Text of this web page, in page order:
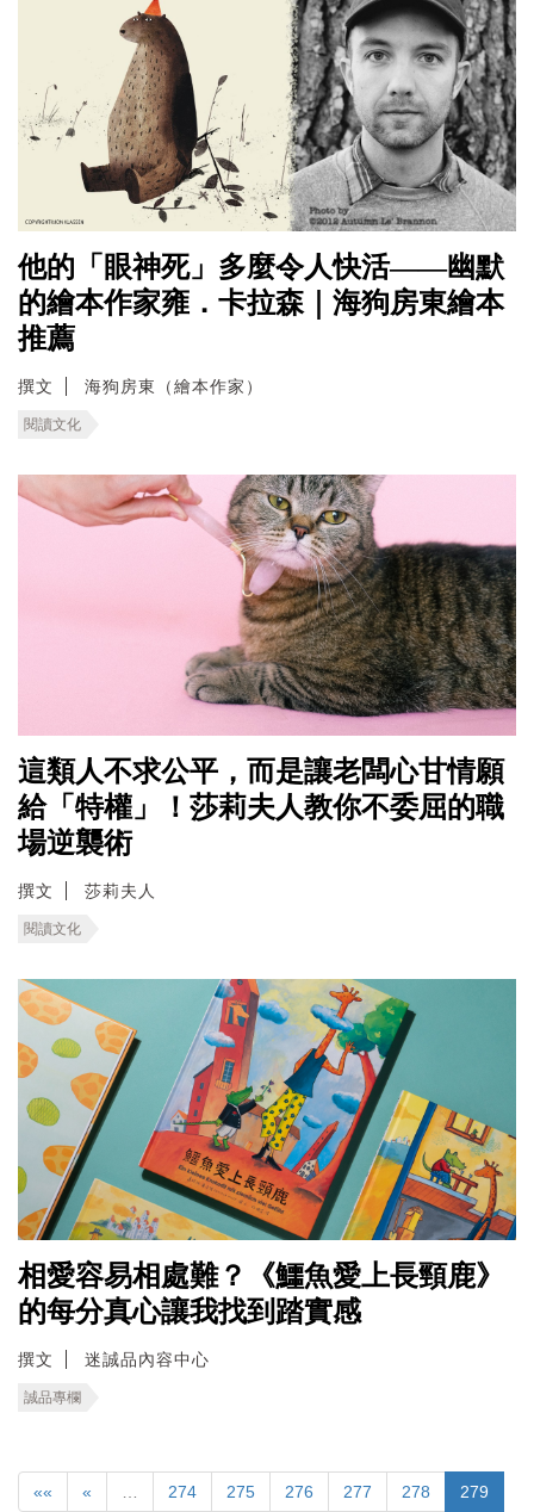
他的「眼神死」多麼令人快活——幽默
的繪本作家雍．卡拉森｜海狗房東繪本
推薦
撰文 海狗房東（繪本作家）
閱讀文化
這類人不求公平，而是讓老闆心甘情願
給「特權」！莎莉夫人教你不委屈的職
場逆襲術
撰文 莎莉夫人
閱讀文化
相愛容易相處難？《鱷魚愛上長頸鹿》
的每分真心讓我找到踏實感
撰文 迷誠品內容中心
誠品專欄
«« « 274 275 276 277 278 279